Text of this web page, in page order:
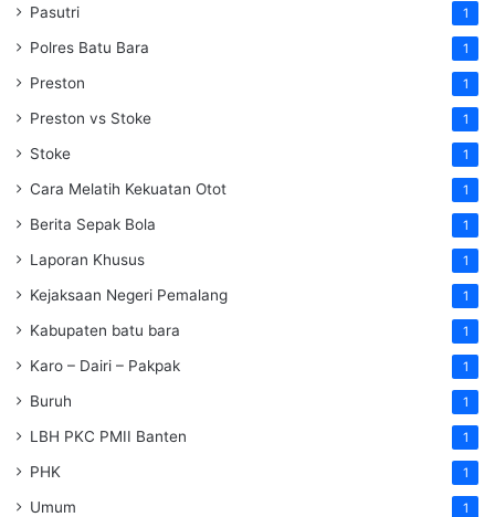
Pasutri 1
Polres Batu Bara 1
Preston 1
Preston vs Stoke 1
Stoke 1
Cara Melatih Kekuatan Otot 1
Berita Sepak Bola 1
Laporan Khusus 1
Kejaksaan Negeri Pemalang 1
Kabupaten batu bara 1
Karo – Dairi – Pakpak 1
Buruh 1
LBH PKC PMII Banten 1
PHK 1
Umum 1